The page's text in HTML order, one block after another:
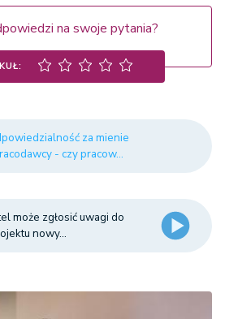
na swoje pytania?
za mienie
- czy pracow...
może zgłosić uwagi do
nowy...